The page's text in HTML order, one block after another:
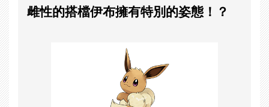
雌性的搭檔伊布擁有特別的姿態！？